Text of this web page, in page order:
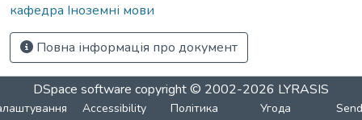
кафедра Іноземні мови
Повна інформація про документ
DSpace software copyright © 2002-2026 LYRASIS
Accessibility
Політика
Угода
Send